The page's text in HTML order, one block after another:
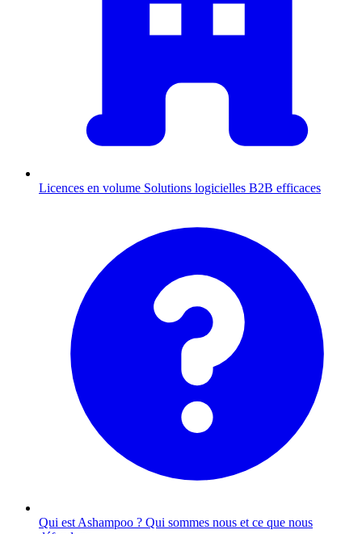
Licences en volume Solutions logicielles B2B efficaces
Qui est Ashampoo ? Qui sommes nous et ce que nous